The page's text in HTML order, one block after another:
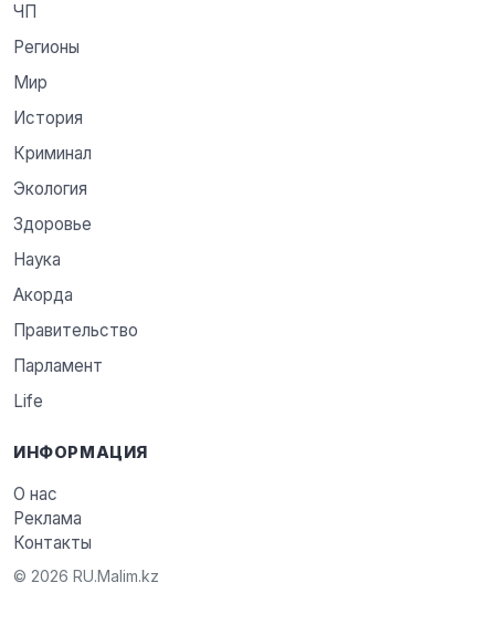
ЧП
Регионы
Мир
История
Криминал
Экология
Здоровье
Наука
Акорда
Правительство
Парламент
Life
ИНФОРМАЦИЯ
О нас
Реклама
Контакты
© 2026 RU.Malim.kz